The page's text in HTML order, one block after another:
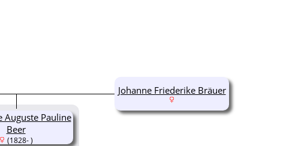
Johanne Friederike Bräuer
Auguste Pauline
Beer
(1828- )